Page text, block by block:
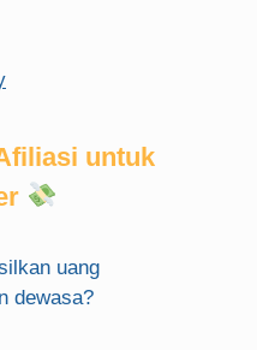
untuk
uang
dewasa?